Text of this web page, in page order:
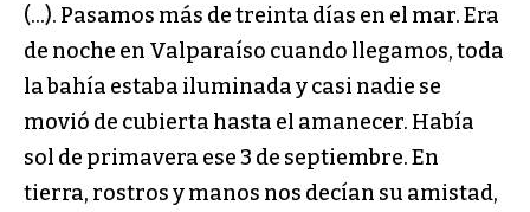
(…). Pasamos más de treinta días en el mar. Era
de noche en Valparaíso cuando llegamos, toda
la bahía estaba iluminada y casi nadie se
movió de cubierta hasta el amanecer. Había
sol de primavera ese 3 de septiembre. En
tierra, rostros y manos nos decían su amistad,